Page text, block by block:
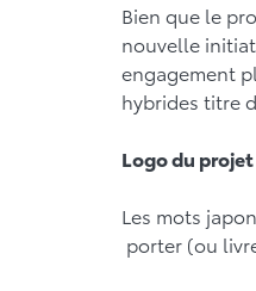
Bien que le
nouvelle
engagement
hybrides titre
Logo du
Les mots
porter (ou